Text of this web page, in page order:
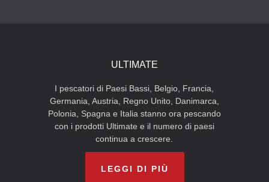
ULTIMATE
I pescatori di Paesi Bassi, Belgio, Francia,
Germania, Austria, Regno Unito, Danimarca,
Polonia, Spagna e Italia stanno ora pescando
con i prodotti Ultimate e il numero di paesi
continua a crescere.
LEGGI DI PIÙ